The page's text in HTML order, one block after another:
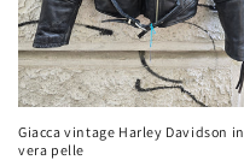
Giacca vintage Harley Davidson in
vera pelle